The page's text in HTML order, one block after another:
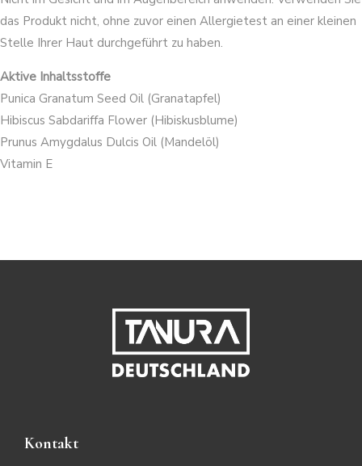
das Produkt nicht, ohne zuvor einen Allergietest an einer kleinen
Stelle Ihrer Haut durchgeführt zu haben.
Aktive Inhaltsstoffe
Punica Granatum Seed Oil (Granatapfel)
Hibiscus Sabdariffa Flower (Hibiskusblume)
Prunus Amygdalus Dulcis Oil (Mandelöl)
Vitamin E
Kontakt